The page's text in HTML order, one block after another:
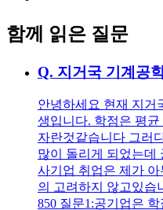
함께 읽은 질문
Q. 지거국 기계공
안녕하세요 현재 지거
생입니다. 학점은 평균
자란것같습니다 그러
많이 돌리게 되었는데
사기업 취업은 제가
의 고려하지 않고있습
850 질문1:공기업은